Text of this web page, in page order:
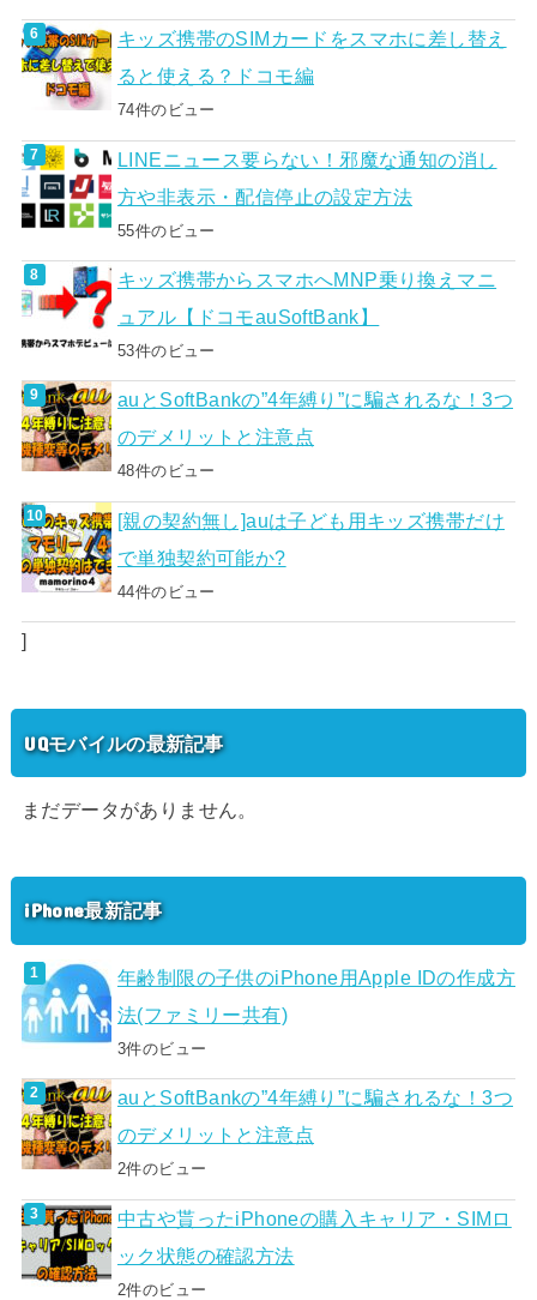
キッズ携帯のSIMカードをスマホに差し替え
ると使える？ドコモ編
74件のビュー
LINEニュース要らない！邪魔な通知の消し
方や非表示・配信停止の設定方法
55件のビュー
キッズ携帯からスマホへMNP乗り換えマニ
ュアル【ドコモauSoftBank】
53件のビュー
auとSoftBankの”4年縛り”に騙されるな！3つ
のデメリットと注意点
48件のビュー
[親の契約無し]auは子ども用キッズ携帯だけ
で単独契約可能か?
44件のビュー
]
UQモバイルの最新記事
まだデータがありません。
iPhone最新記事
年齢制限の子供のiPhone用Apple IDの作成方
法(ファミリー共有)
3件のビュー
auとSoftBankの”4年縛り”に騙されるな！3つ
のデメリットと注意点
2件のビュー
中古や貰ったiPhoneの購入キャリア・SIMロ
ック状態の確認方法
2件のビュー